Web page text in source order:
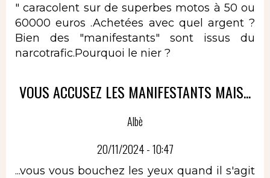
" caracolent sur de superbes motos à 50 ou
60000 euros .Achetées avec quel argent ?
Bien des "manifestants" sont issus du
narcotrafic.Pourquoi le nier ?
VOUS ACCUSEZ LES MANIFESTANTS MAIS...
Albè
20/11/2024 - 10:47
...vous vous bouchez les yeux quand il s'agit